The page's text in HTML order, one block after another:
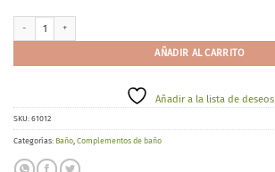
AÑADIR AL CARRITO
Añadir a la lista de deseos
SKU: 61012
Categorías: Baño Complementos de baño